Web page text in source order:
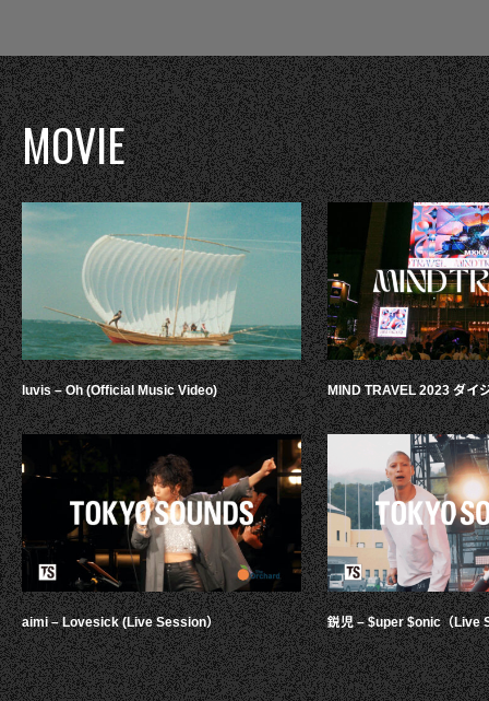
MOVIE
luvis – Oh (Official Music Video)
aimi – Lovesick (Live Session）
MIND TRAVEL 2023 ダイ
鋭児 – $uper $onic（Live